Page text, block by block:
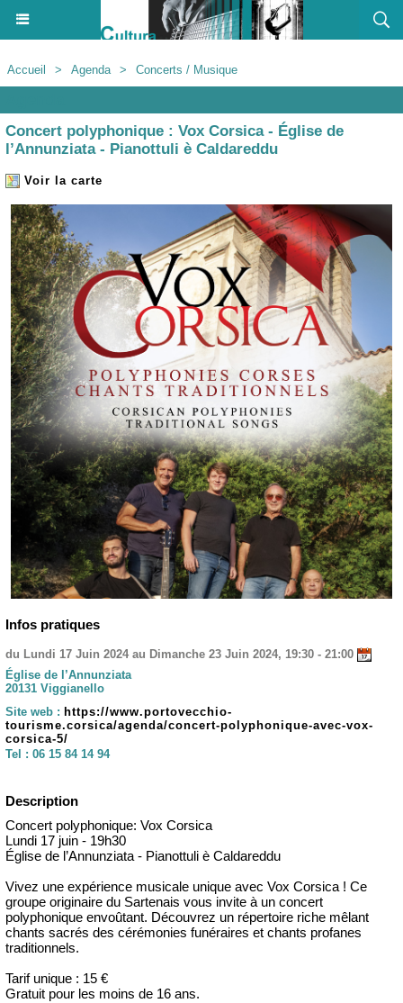
Accueil > Agenda > Concerts / Musique
Concert polyphonique : Vox Corsica - Église de
l’Annunziata - Pianottuli è Caldareddu
Voir la carte
Infos pratiques
du Lundi 17 Juin 2024 au Dimanche 23 Juin 2024, 19:30 - 21:00
Église de l’Annunziata
20131 Viggianello
Site web : https://www.portovecchio-
tourisme.corsica/agenda/concert-polyphonique-avec-vox-
corsica-5/
Tel : 06 15 84 14 94
Description
Concert polyphonique: Vox Corsica
Lundi 17 juin - 19h30
Église de l’Annunziata - Pianottuli è Caldareddu
Vivez une expérience musicale unique avec Vox Corsica ! Ce
groupe originaire du Sartenais vous invite à un concert
polyphonique envoûtant. Découvrez un répertoire riche mêlant
chants sacrés des cérémonies funéraires et chants profanes
traditionnels.
Tarif unique : 15 €
Gratuit pour les moins de 16 ans.